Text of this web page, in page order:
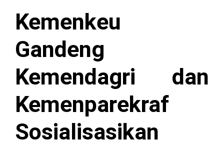
Kemenkeu
Gandeng
Kemendagri dan
Kemenparekraf
Sosialisasikan